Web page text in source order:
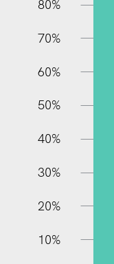
10%
80%
70%
60%
50%
40%
30%
20%
10%